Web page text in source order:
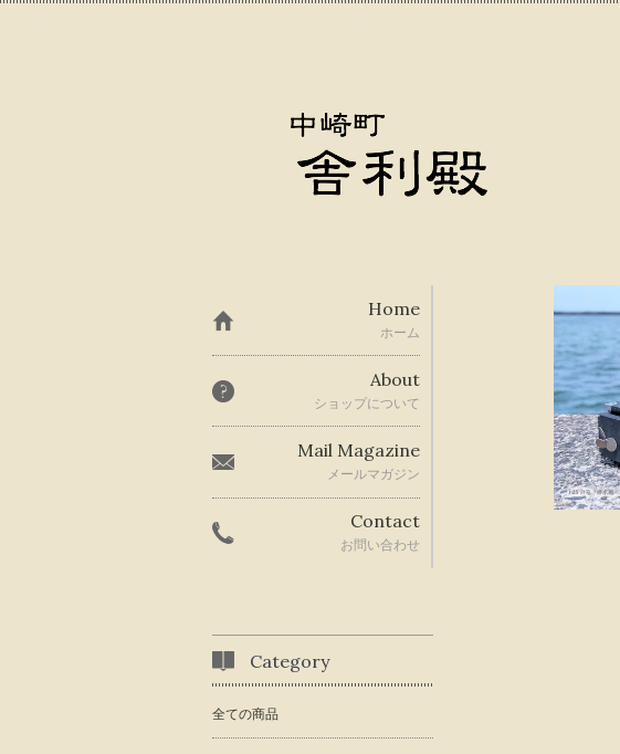
Home
ホーム
About
ショップについて
Mail Magazine
メールマガジン
Contact
お問い合わせ
Category
全ての商品